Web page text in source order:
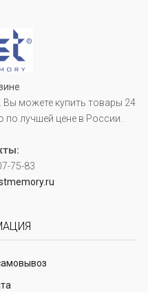
Вы можете купить товары 24
по лучшей цене в России.
75-83